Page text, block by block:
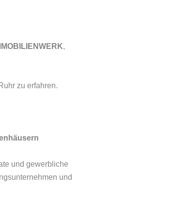
,
zu erfahren.
und gewerbliche
und